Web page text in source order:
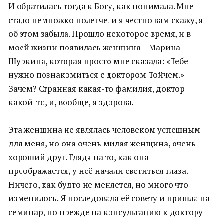
И обратилась тогда к Богу, как понимала. Мне
стало немножко полегче, и я честно вам скажу, я
об этом забыла. Прошло некоторое время, и в
моей жизни появилась женщина – Марина
Шуркина, которая просто мне сказала: «Тебе
нужно познакомиться с доктором Тойчем.»
Зачем? Странная какая-то фамилия, доктор
какой-то, и, вообще, я здорова.
Эта женщина не являлась человеком успешным
для меня, но она очень милая женщина, очень
хороший друг. Глядя на то, как она
преображается, у неё начали светиться глаза.
Ничего, как будто не меняется, но много что
изменилось. Я последовала её совету и пришла на
семинар, но прежде на консультацию к доктору